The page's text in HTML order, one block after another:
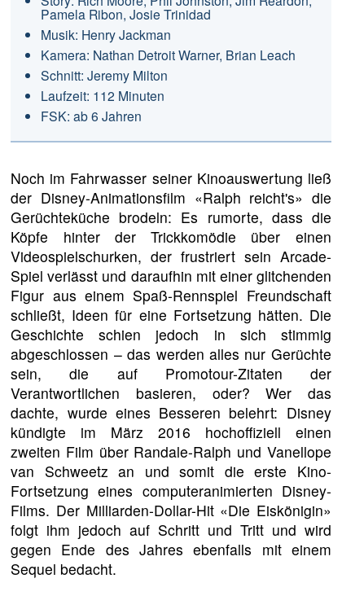
Pamela Ribon, Josie Trinidad
Musik: Henry Jackman
Kamera: Nathan Detroit Warner, Brian Leach
Schnitt: Jeremy Milton
Laufzeit: 112 Minuten
FSK: ab 6 Jahren
Noch im Fahrwasser seiner Kinoauswertung ließ
der Disney-Animationsfilm «Ralph reicht's» die
Gerüchteküche brodeln: Es rumorte, dass die
Köpfe hinter der Trickkomödie über einen
Videospielschurken, der frustriert sein Arcade-
Spiel verlässt und daraufhin mit einer glitchenden
Figur aus einem Spaß-Rennspiel Freundschaft
schließt, Ideen für eine Fortsetzung hätten. Die
Geschichte schien jedoch in sich stimmig
abgeschlossen – das werden alles nur Gerüchte
sein, die auf Promotour-Zitaten der
Verantwortlichen basieren, oder? Wer das
dachte, wurde eines Besseren belehrt: Disney
kündigte im März 2016 hochoffiziell einen
zweiten Film über Randale-Ralph und Vanellope
van Schweetz an und somit die erste Kino-
Fortsetzung eines computeranimierten Disney-
Films. Der Milliarden-Dollar-Hit «Die Eiskönigin»
folgt ihm jedoch auf Schritt und Tritt und wird
gegen Ende des Jahres ebenfalls mit einem
Sequel bedacht.